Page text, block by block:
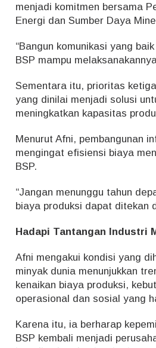
menjadi komitmen bersama
Energi dan Sumber Daya
“Bangun komunikasi yang
BSP mampu
Sementara itu, prioritas
yang dinilai menjadi solusi
meningkatkan kapasitas
Menurut Afni, pembangunan
mengingat efisiensi biaya
BSP.
“Jangan menunggu tahun
biaya produksi dapat ditekan
Hadapi Tantangan Industri
Afni mengakui kondisi yang
minyak dunia menunjukkan
kenaikan biaya produksi,
operasional dan sosial yang
Karena itu, ia berharap
BSP kembali menjadi